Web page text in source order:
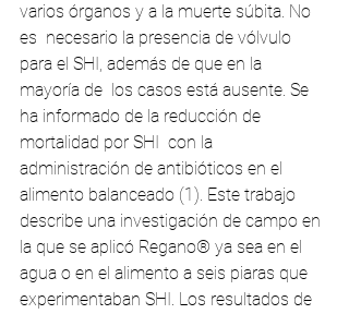
varios órganos y a la muerte súbita. No
es  necesario la presencia de vólvulo
para el SHI, además de que en la
mayoría de  los casos está ausente. Se
ha informado de la reducción de
mortalidad por SHI  con la
administración de antibióticos en el
alimento balanceado (1). Este trabajo
describe una investigación de campo en
la que se aplicó Regano® ya sea en el
agua o en el alimento a seis piaras que
experimentaban SHI. Los resultados de